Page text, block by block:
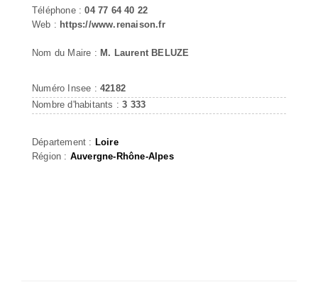
Téléphone :04 77 64 40 22
Web : https://www.renaison.fr
Nom du Maire : M. Laurent BELUZE
Numéro Insee : 42182
Nombre d'habitants :3 333
Département : Loire
Région : Auvergne-Rhône-Alpes